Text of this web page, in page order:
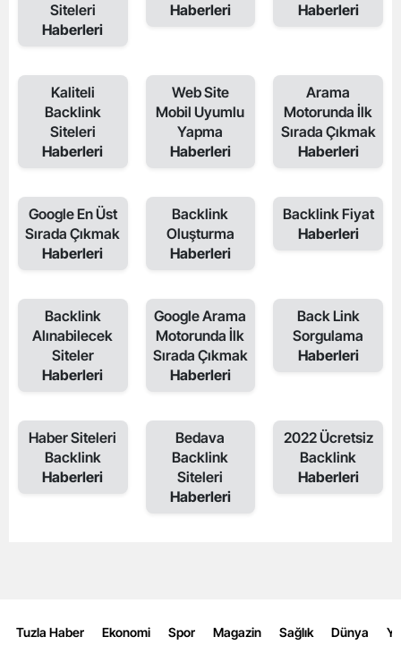
Siteleri
Haberleri
Haberleri
Haberleri
Kaliteli
Backlink
Siteleri
Haberleri
Web Site
Mobil Uyumlu
Yapma
Haberleri
Arama
Motorunda İlk
Sırada Çıkmak
Haberleri
Google En Üst
Sırada Çıkmak
Haberleri
Backlink
Oluşturma
Haberleri
Backlink Fiyat
Haberleri
Backlink
Alınabilecek
Siteler
Haberleri
Google Arama
Motorunda İlk
Sırada Çıkmak
Haberleri
Back Link
Sorgulama
Haberleri
Haber Siteleri
Backlink
Haberleri
Bedava
Backlink
Siteleri
Haberleri
2022 Ücretsiz
Backlink
Haberleri
Tuzla Haber Ekonomi Spor Magazin Sağlık Dünya